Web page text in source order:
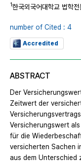
1한국외국어대학교 법학전
number of Cited : 4
Accredited
ABSTRACT
Der
Zeitwert der
Versicherungswert
für die
versicherten Sachen
aus dem Unterschied